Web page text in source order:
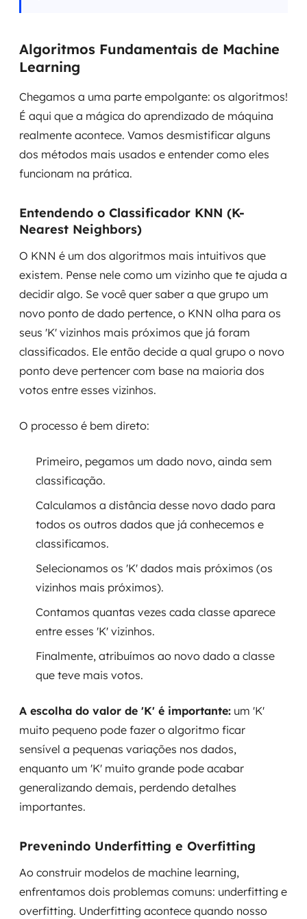
Algoritmos Fundamentais de Machine
Learning
Chegamos a uma parte empolgante: os algoritmos!
É aqui que a mágica do aprendizado de máquina
realmente acontece. Vamos desmistificar alguns
dos métodos mais usados e entender como eles
funcionam na prática.
Entendendo o Classificador KNN (K-
Nearest Neighbors)
O KNN é um dos algoritmos mais intuitivos que
existem. Pense nele como um vizinho que te ajuda a
decidir algo. Se você quer saber a que grupo um
novo ponto de dado pertence, o KNN olha para os
seus 'K' vizinhos mais próximos que já foram
classificados. Ele então decide a qual grupo o novo
ponto deve pertencer com base na maioria dos
votos entre esses vizinhos.
O processo é bem direto:
Primeiro, pegamos um dado novo, ainda sem
classificação.
Calculamos a distância desse novo dado para
todos os outros dados que já conhecemos e
classificamos.
Selecionamos os 'K' dados mais próximos (os
vizinhos mais próximos).
Contamos quantas vezes cada classe aparece
entre esses 'K' vizinhos.
Finalmente, atribuímos ao novo dado a classe
que teve mais votos.
A escolha do valor de 'K' é importante: um 'K'
muito pequeno pode fazer o algoritmo ficar
sensível a pequenas variações nos dados,
enquanto um 'K' muito grande pode acabar
generalizando demais, perdendo detalhes
importantes.
Prevenindo Underfitting e Overfitting
Ao construir modelos de machine learning,
enfrentamos dois problemas comuns: underfitting e
overfitting. Underfitting acontece quando nosso